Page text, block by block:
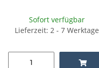
Sofort verfügbar
Lieferzeit: 2 - 7 Werktage